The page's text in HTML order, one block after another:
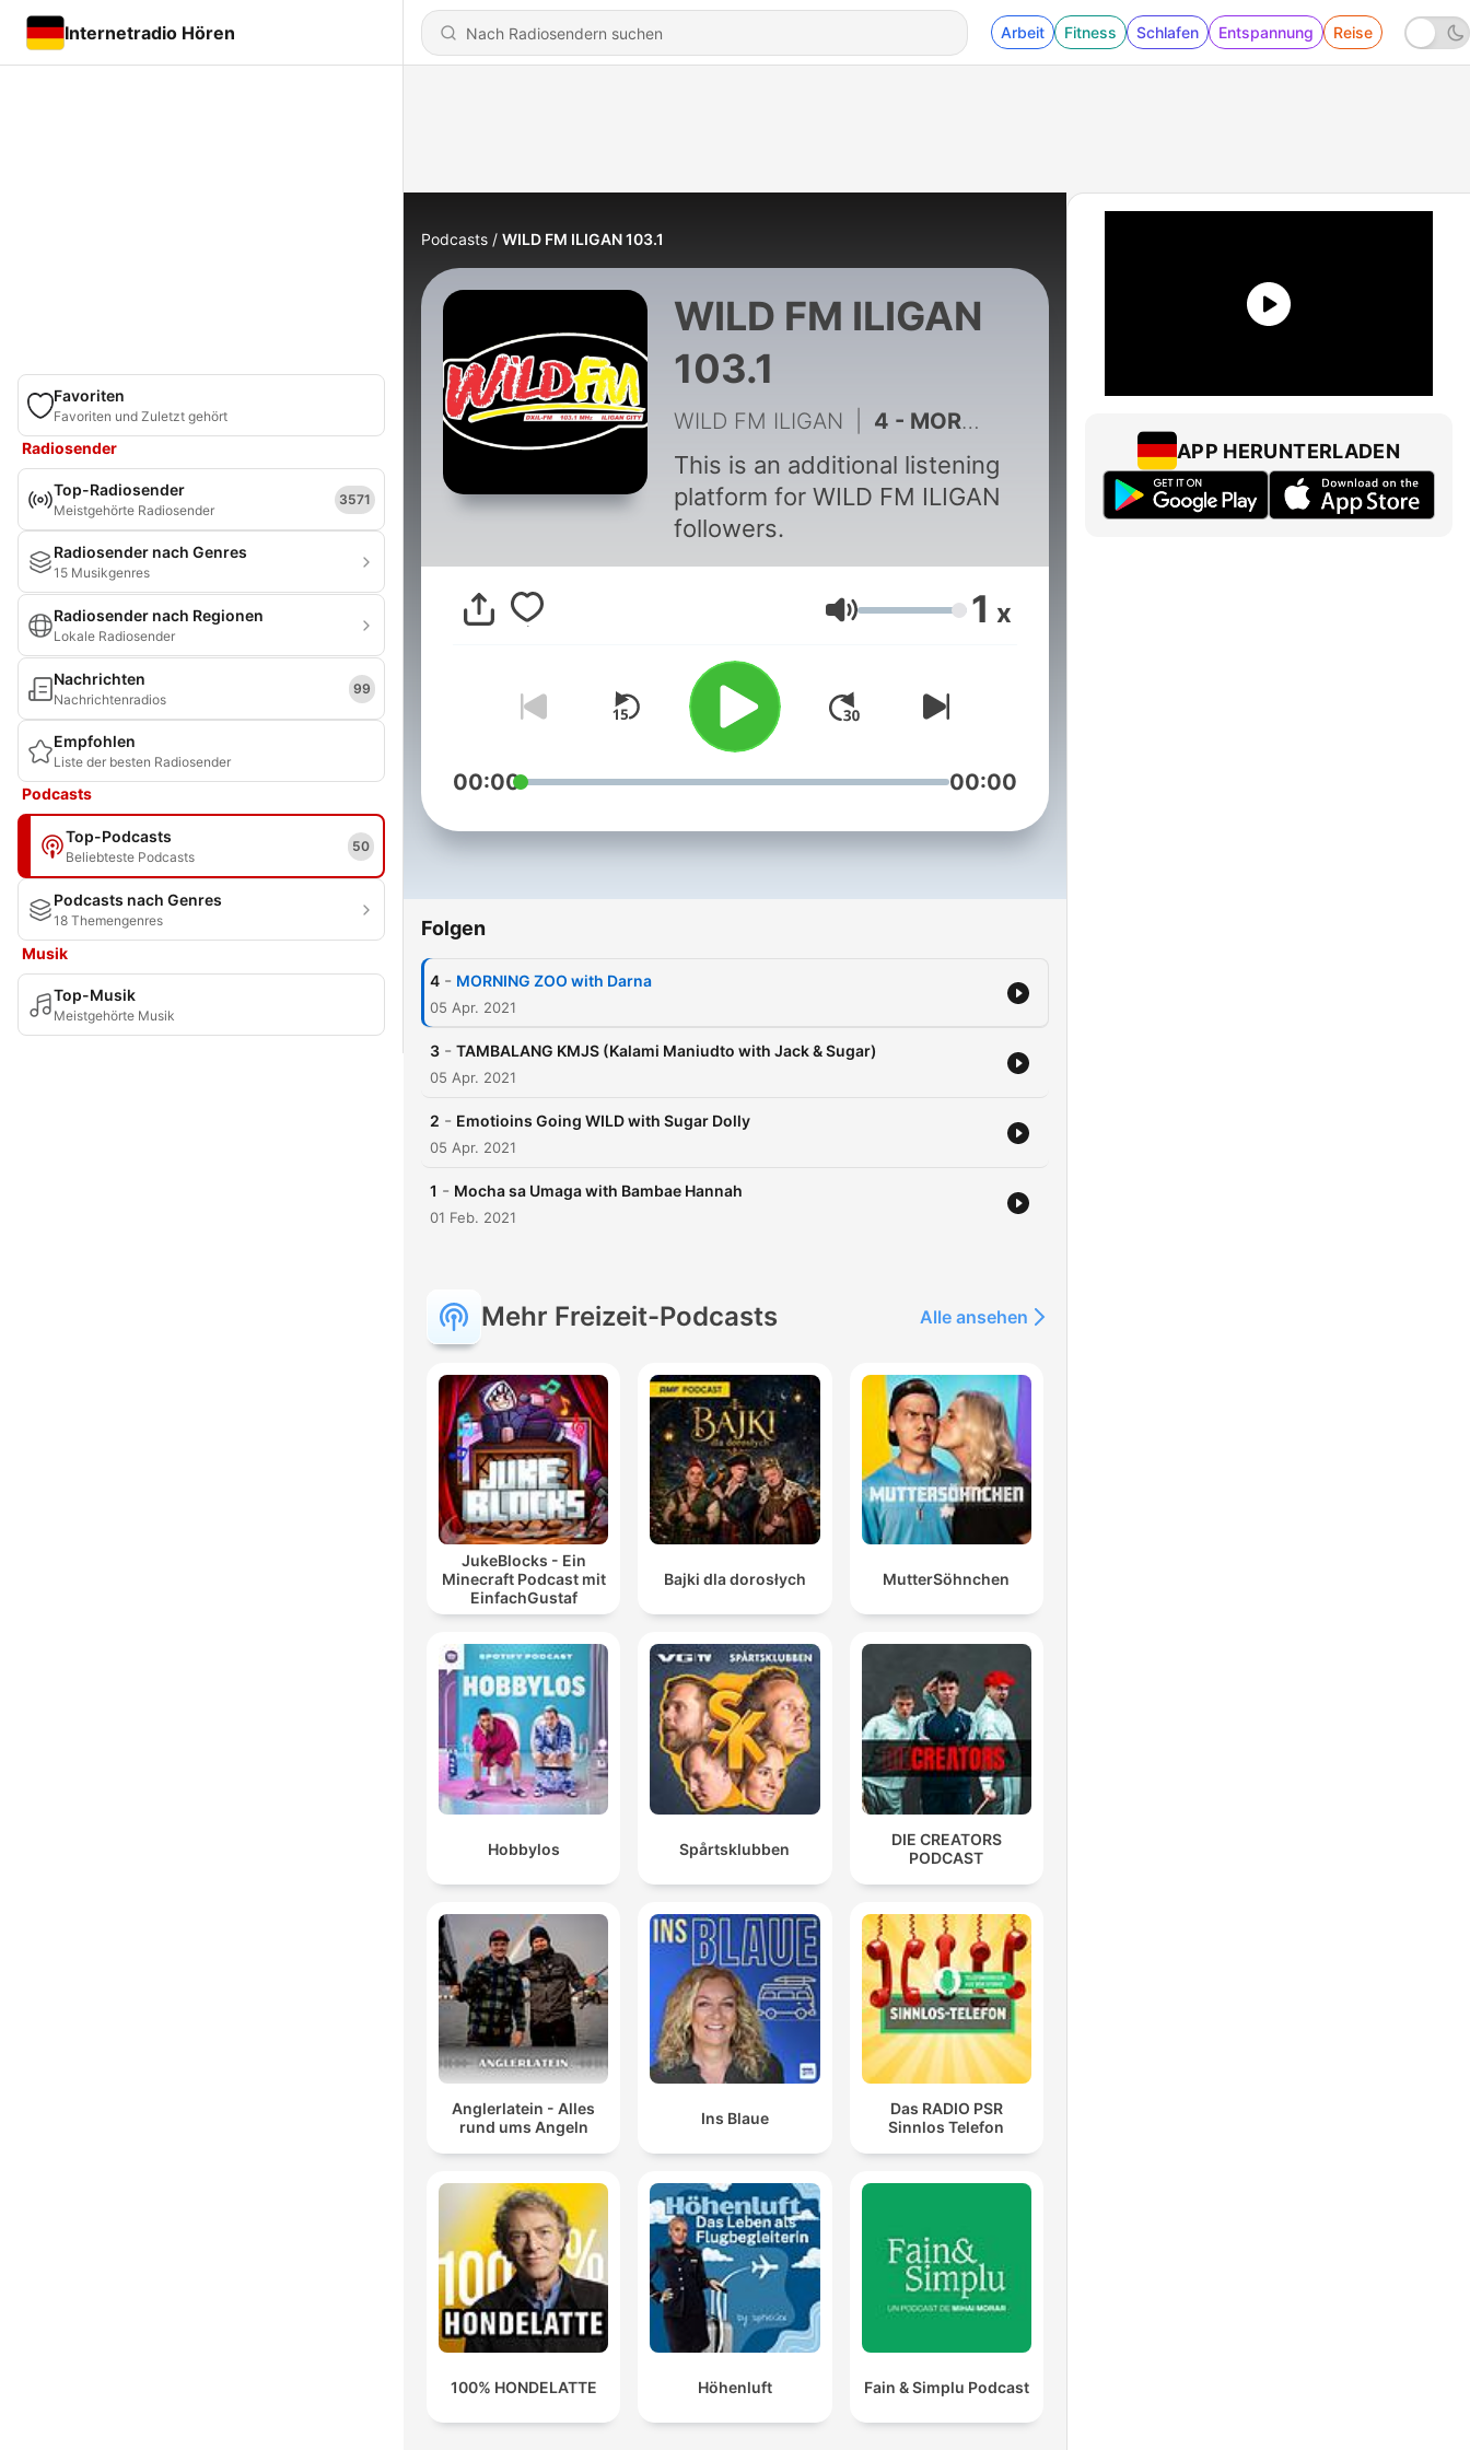
Internetradio Hören Arbeit Fitness Schlafen Entspannung Reise
Favoriten
Favoriten und Zuletzt gehört
Radiosender
Top-Radiosender
Meistgehörte Radiosender
3571
Radiosender nach Genres
15 Musikgenres
Radiosender nach Regionen
Lokale Radiosender
Nachrichten
Nachrichtenradios
99
Empfohlen
Liste der besten Radiosender
Podcasts
Top-Podcasts
Beliebteste Podcasts
50
Podcasts nach Genres
18 Themengenres
Musik
Top-Musik
Meistgehörte Musik
Podcasts WILD FM ILIGAN 103.1
WILD FM ILIGAN
103.1
WILD FM ILIGAN 4 - MORNING ZOO with Darna
This is an additional listening
platform for WILD FM ILIGAN
followers.
Lautstärke 1 x
00:00 00:00
Folgen
4 - MORNING ZOO with Darna
05 Apr. 2021
3 - TAMBALANG KMJS (Kalami Maniudto with Jack & Sugar)
05 Apr. 2021
2 - Emotioins Going WILD with Sugar Dolly
05 Apr. 2021
1 - Mocha sa Umaga with Bambae Hannah
01 Feb. 2021
Mehr Freizeit-Podcasts Alle ansehen
JukeBlocks - Ein
Minecraft Podcast mit
EinfachGustaf
Bajki dla dorosłych MutterSöhnchen
Hobbylos Spårtsklubben
DIE CREATORS
PODCAST
Anglerlatein - Alles
rund ums Angeln
Ins Blaue
Das RADIO PSR
Sinnlos Telefon
100% HONDELATTE Höhenluft Fain & Simplu Podcast
APP HERUNTERLADEN